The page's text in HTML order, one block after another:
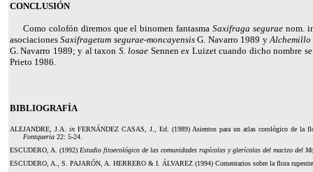
CONCLUSIÓN
Como colofón diremos que el binomen fantasmaSaxifraga segurae nom.
asociacionesSaxifragetum segurae-moncayensisG. Navarro 1989 yAlchemillo
G. Navarro 1989; y al taxon S. losae Sennenex Luizet cuando dicho nombre
Prieto 1986.
BIBLIOGRAFÍA
ALEJANDRE, J.A. in FERNÁNDEZ CASAS, J.
, Ed. (1989) Asientos para un atlas corológico de la
Fontqueria22: 5-24.
ESCUDERO , A. (1992) Estudio fitoecológico de las comunidades rupícolas y glerícolas del macizo del
ESCUDERO, A., S. PAJARÓN, A. HERRERO & I. ÁLVAREZ (1994) Comentarios sobre la flora